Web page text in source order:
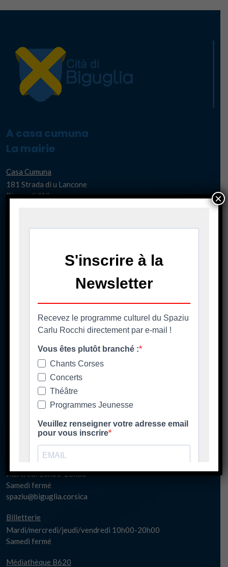
A casa cumuna
La mairie
Casa Cumuna
181 Strada di u Lancone
Piazza di l'Albore
casacumuna@biguglia.corsica
Tenite vi à capu - Restez au courant
Ore di apertura
Les horaires d'ouverture
Spaziu Carlu Rocchi
20620 Biguglia
Lundi matin fermé
Lundi 17h-20h30
Mardi/jeudi/vendredi 14h00-20h30
Mercredi 10h00-20h30
Samedi fermé
spaziu@biguglia.corsica
Billetterie
Mardi/mercredi/jeudi/vendredi 10h00-20h00
Samedi fermé
Médiathèque B620
×